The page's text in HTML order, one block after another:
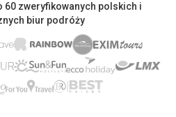
60 zweryfikowanych polskich i
biur podróży